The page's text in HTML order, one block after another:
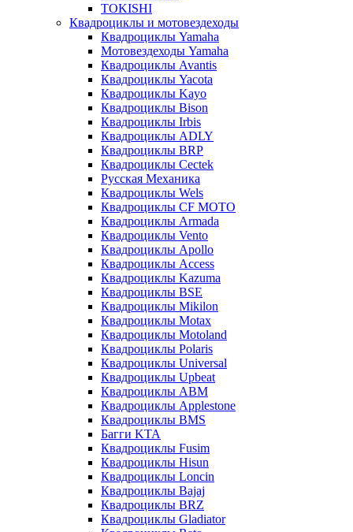
TOKISHI
Квадроциклы и мотовездеходы
Квадроциклы Yamaha
Мотовездеходы Yamaha
Квадроциклы Avantis
Квадроциклы Yacota
Квадроциклы Kayo
Квадроциклы Bison
Квадроциклы Irbis
Квадроциклы ADLY
Квадроциклы BRP
Квадроциклы Cectek
Русская Механика
Квадроциклы Wels
Квадроциклы CF MOTO
Квадроциклы Armada
Квадроциклы Vento
Квадроциклы Apollo
Квадроциклы Access
Квадроциклы Kazuma
Квадроциклы BSE
Квадроциклы Mikilon
Квадроциклы Motax
Квадроциклы Motoland
Квадроциклы Polaris
Квадроциклы Universal
Квадроциклы Upbeat
Квадроциклы ABM
Квадроциклы Applestone
Квадроциклы BMS
Багги KTA
Квадроциклы Fusim
Квадроциклы Hisun
Квадроциклы Loncin
Квадроциклы Bajaj
Квадроциклы BRZ
Квадроциклы Gladiator